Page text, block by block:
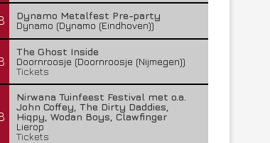
Dynamo Metalfest Pre-party
Dynamo (Dynamo (Eindhoven))
The Ghost Inside
Doornroosje (Doornroosje (Nijmegen))
Tickets
Nirwana Tuinfeest Festival met o.a.
John Coffey, The Dirty Daddies,
Hiqpy, Wodan Boys, Clawfinger
Lierop
Tickets